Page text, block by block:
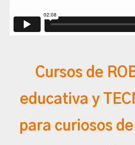
Cursos de
educativa y
para curiosos